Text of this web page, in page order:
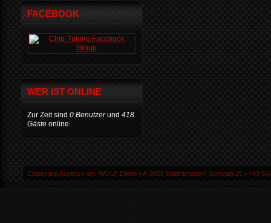
FACEBOOK
WER IST ONLINE
Zur Zeit sind 0 Benutzerund 418
Gäste online.
Chiptuning Austria ▪ Inh. WOLF Dieter ▪ A-9805 Baldramsdorf, Schwaig 25 ▪ +43